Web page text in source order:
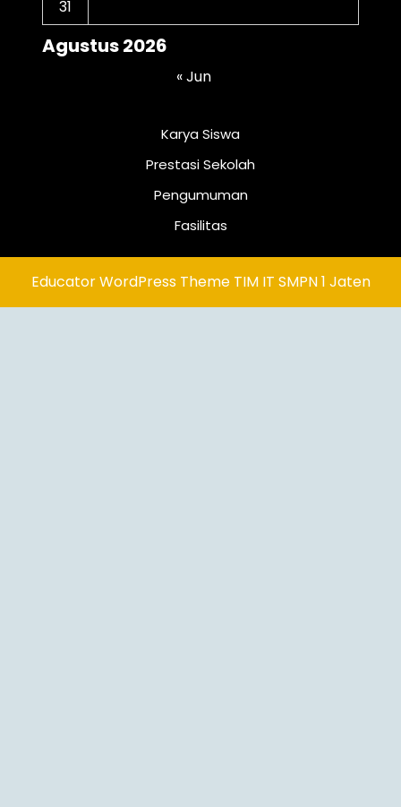
Agustus 2026
31
« Jun
Karya Siswa
Prestasi Sekolah
Pengumuman
Fasilitas
Educator WordPress ThemeTIM IT SMPN 1 Jaten